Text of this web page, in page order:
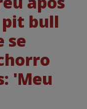
bull
se
'Meu